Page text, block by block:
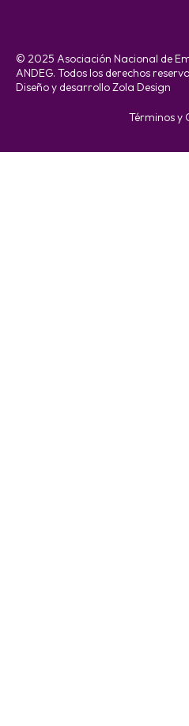
© 2025 Asociación Nacional de
ANDEG. Todos los derechos
Diseño y desarrollo Zola Design
Términos y